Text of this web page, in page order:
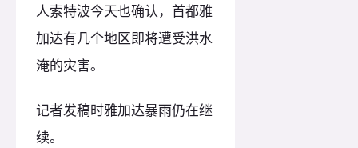
人索特波今天也确认，首都雅
加达有几个地区即将遭受洪水
淹的灾害。
记者发稿时雅加达暴雨仍在继
续。